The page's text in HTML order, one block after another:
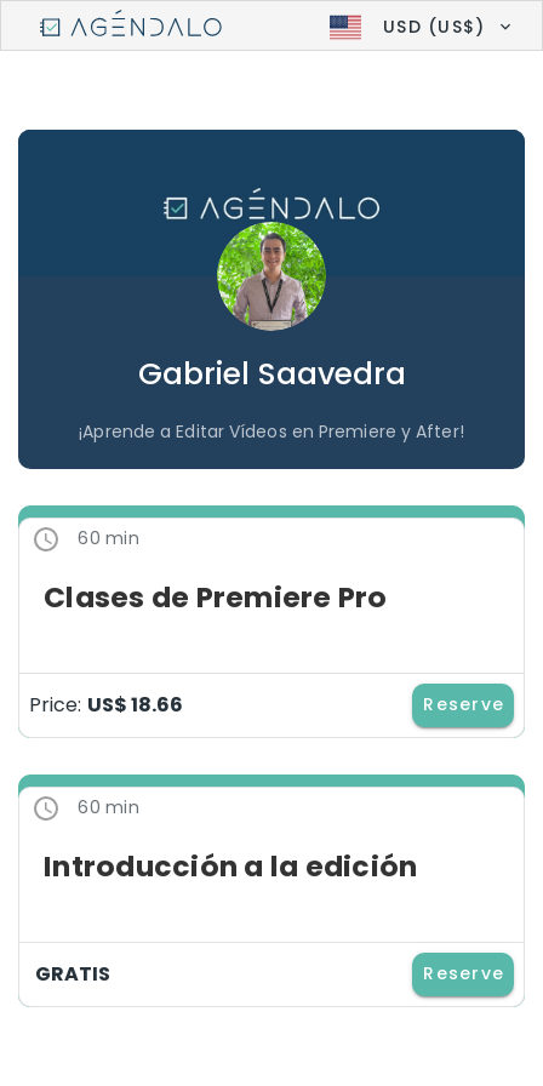
USD (US$)
Gabriel Saavedra
¡Aprende a Editar Vídeos en Premiere y After!
60 min
Clases de Premiere Pro
Price: US$ 18.66 Reserve
60 min
Introducción a la edición
GRATIS Reserve